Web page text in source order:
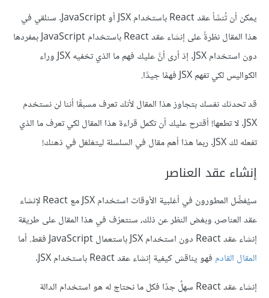
يمكن أن تُنشَأ عقد React باستخدام JSX أو JavaScript. سنلقي في
هذا المقال نظرةً على إنشاء عقد React باستخدام JavaScript بمفردها
دون استخدام JSX. إذ أرى أنَّ عليك فهم ما الذي تخفيه JSX وراء
الكواليس لكي تفهم JSX فهمًا جيدًا.
قد تحدثك نفسك بتجاوز هذا المقال لأنك تعرف مسبقًا أننا لن نستخدم
JSX. لا تطعها! أقترح عليك أن تكمل قراءة هذا المقال لكي تعرف ما الذي
تفعله لك JSX. ربما هذا أهم مقال في السلسلة ليتغلغل في ذهنك!
إنشاء عقد العناصر
سيُفضِّل المطورون في أغلبية الأوقات استخدام JSX مع React لإنشاء
عقد العناصر، وبغض النظر عن ذلك، سنتعرّف في هذا المقال على طريقة
إنشاء عقد React دون استخدام JSX باستعمال JavaScript فقط. أما
المقال القادم فهو يناقش كيفية إنشاء عقد React باستخدام JSX.
إنشاء عقد React سهلٌ جدًا فكل ما نحتاج له هو استخدام الدالة